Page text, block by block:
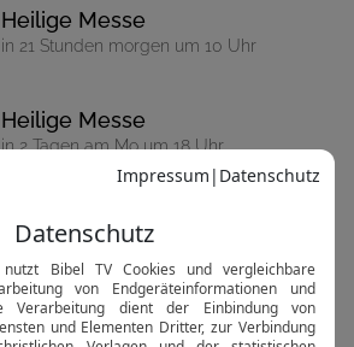
Heilige Messe
in 21 Stunden morgen um 10 Uhr
Heilige Messe
in 2 Tagen am Mo um 18 Uhr
Heilige Messe
in 3 Tagen am Di um 18 Uhr